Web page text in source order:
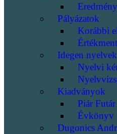
Pályázatok
Korábbi
Idegen nyelvek
Nyelvi
Kiadványok
Piár Futár
Évkönyv
Dugonics